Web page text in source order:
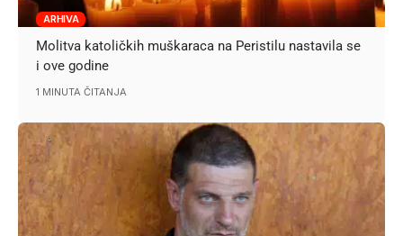
ARHIVA
Molitva katoličkih muškaraca na Peristilu nastavila se
i ove godine
1 MINUTA ČITANJA